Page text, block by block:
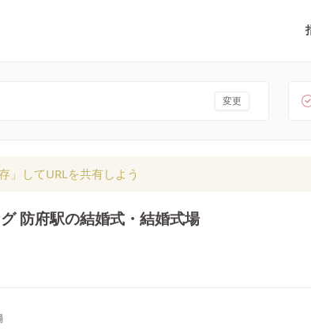
変更
してURLを共有しよう
防府駅の結婚式・結婚式場